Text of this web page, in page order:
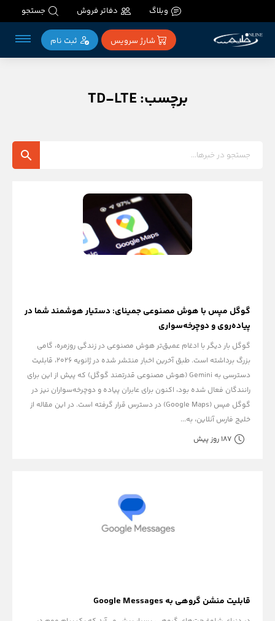
وبلاگ دفاتر فروش جستجو
شارژ سرویس ثبت‌ نام
برچسب: TD-LTE
گوگل مپس با هوش مصنوعی جمینای: دستیار هوشمند شما در
پیاده‌روی و دوچرخه‌سواری
گوگل بار دیگر با ادغام عمیق‌تر هوش مصنوعی در زندگی روزمره، گامی
بزرگ برداشته است. طبق آخرین اخبار منتشر شده در ژانویه ۲۰۲۶، قابلیت
دسترسی به Gemini (هوش مصنوعی قدرتمند گوگل) که پیش از این برای
رانندگان فعال شده بود، اکنون برای عابران پیاده و دوچرخه‌سواران نیز در
گوگل مپس (Google Maps) در دسترس قرار گرفته است. در این مقاله از
خلیج فارس آنلاین، به...
187 روز پیش
قابلیت منشن گروهی به Google Messages